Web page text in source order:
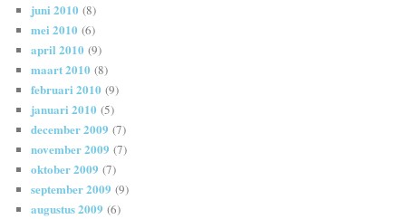
juni 2010 (8)
mei 2010 (6)
april 2010 (9)
maart 2010 (8)
februari 2010 (9)
januari 2010 (5)
december 2009 (7)
november 2009 (7)
oktober 2009 (7)
september 2009 (9)
augustus 2009 (6)